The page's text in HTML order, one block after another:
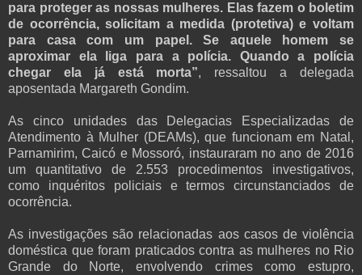
para proteger as nossas mulheres. Elas fazem o boletim
de ocorrência, solicitam a medida (protetiva) e voltam
para casa com um papel. Se aquele homem se
aproximar ela liga para a polícia. Quando a polícia
chegar ela já está morta”, ressaltou a delegada
aposentada Margareth Gondim.
As cinco unidades das Delegacias Especializadas de
Atendimento à Mulher (DEAMs), que funcionam em Natal,
Parnamirim, Caicó e Mossoró, instauraram no ano de 2016
um quantitativo de 2.553 procedimentos investigativos,
como inquéritos policiais e termos circunstanciados de
ocorrência.
As investigações são relacionadas aos casos de violência
doméstica que foram praticados contra as mulheres no Rio
Grande do Norte, envolvendo crimes como estupro,